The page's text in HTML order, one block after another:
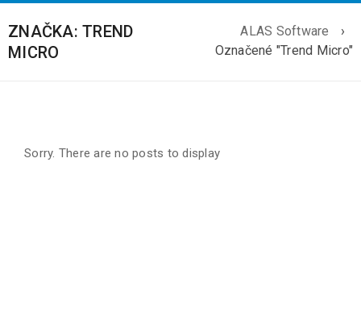
ZNAČKA: TREND
MICRO
ALAS Software
›
Označené "Trend Micro"
Sorry. There are no posts to display